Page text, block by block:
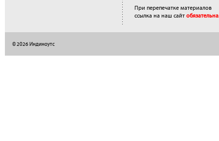
При перепечатке материалов
ссылка на наш сайт обязательна.
© 2026 Индиноутс